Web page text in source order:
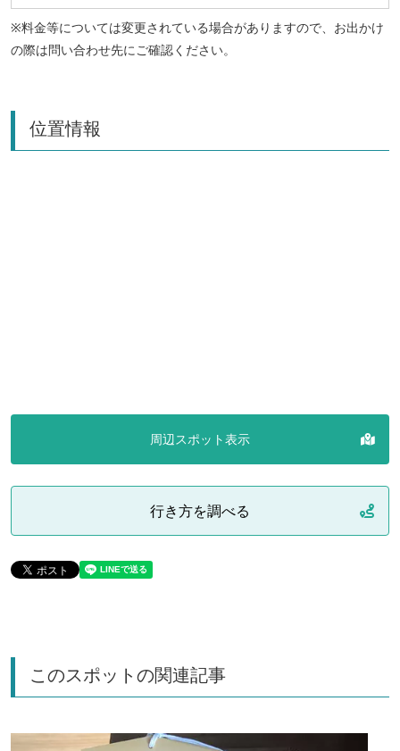
※料金等については変更されている場合がありますので、お出かけ
の際は問い合わせ先にご確認ください。
位置情報
周辺スポット表示
行き方を調べる
このスポットの関連記事